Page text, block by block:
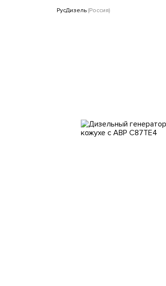
РусДизель (Россия)